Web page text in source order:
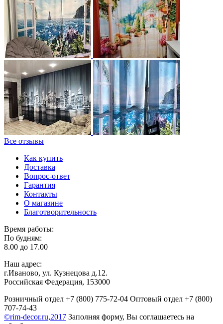
Все отзывы
Как купить
Доставка
Вопрос-ответ
Гарантия
Контакты
О магазине
Благотворительность
Время работы:
По будням:
8.00 до 17.00
Наш адрес:
г.Иваново, ул. Кузнецова д.12.
Российская Федерация, 153000
Розничный отдел +7 (800) 775-72-04 Оптовый отдел +7 (800)
707-74-43
©rim-decor.ru,2017 Заполняя форму, Вы соглашаетесь на